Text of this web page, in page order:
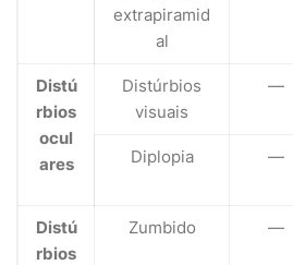
extrapiramid
al
Distú
rbios
ocul
ares
Distúrbios
visuais
—
Diplopia —
Distú
rbios
Zumbido —